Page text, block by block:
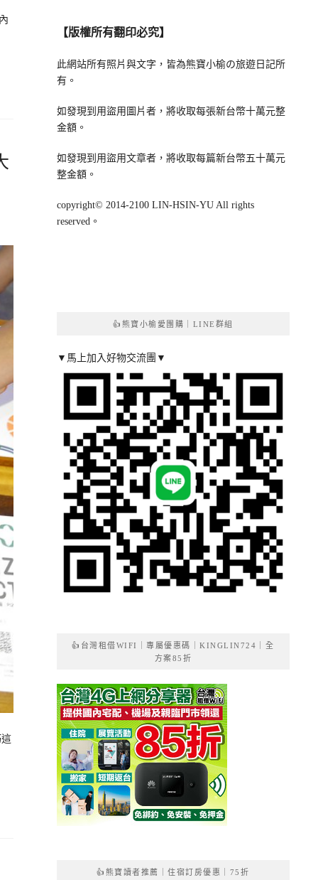
【版權所有翻印必究】
此網站所有照片與文字，皆為熊寶小榆の旅遊日記所
有。
如發現到用盜用圖片者，將收取每張新台幣十萬元整
金額。
如發現到用盜用文章者，將收取每篇新台幣五十萬元
整金額。
copyright© 2014-2100 LIN-HSIN-YU All rights
reserved。
👍熊寶小榆愛團購｜LINE群組
▼馬上加入好物交流團▼
👍台灣租借WIFI｜專屬優惠碼｜KINGLIN724｜全
方案85折
👍熊寶讀者推薦｜住宿訂房優惠｜75折